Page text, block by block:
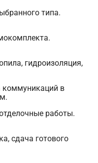
типа.
гидроизоляция,
коммуникаций в
работы.
сдача готового